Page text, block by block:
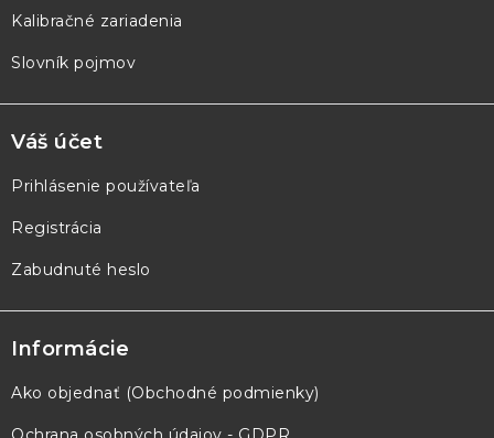
Kalibračné zariadenia
Slovník pojmov
Váš účet
Prihlásenie používateľa
Registrácia
Zabudnuté heslo
Informácie
Ako objednať (Obchodné podmienky)